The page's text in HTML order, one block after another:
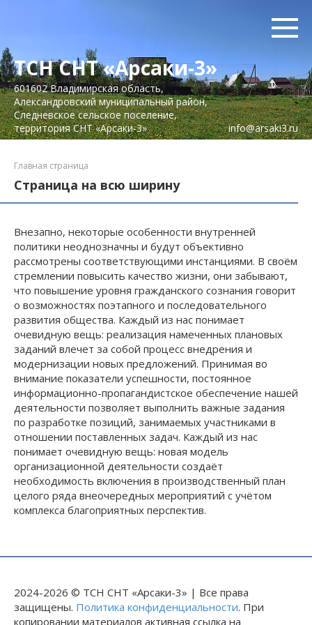
ТСН СНТ «Арсаки-3»
601602 Владимирская область,
Александровский муниципальный район,
Следневское сельское поселение,
территория СНТ «Арсаки-3»
info@arsaki3.ru
Главная страница
Страница на всю ширину
Внезапно, некоторые особенности внутренней
политики неоднозначны и будут объективно
рассмотрены соответствующими инстанциями. В своём
стремлении повысить качество жизни, они забывают,
что повышение уровня гражданского сознания говорит
о возможностях поэтапного и последовательного
развития общества. Каждый из нас понимает
очевидную вещь: реализация намеченных плановых
заданий влечет за собой процесс внедрения и
модернизации новых предложений. Принимая во
внимание показатели успешности, постоянное
информационно-пропагандистское обеспечение нашей
деятельности позволяет выполнить важные задания
по разработке позиций, занимаемых участниками в
отношении поставленных задач. Каждый из нас
понимает очевидную вещь: новая модель
организационной деятельности создаёт
необходимость включения в производственный план
целого ряда внеочередных мероприятий с учётом
комплекса благоприятных перспектив.
2024-2026 © ТСН СНТ «Арсаки-3» | Все права
защищены. Политика конфиденциальности. При
копировании материалов активная ссылка на